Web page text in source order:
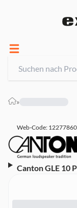
»
Web-Code:
Canton GLE 10